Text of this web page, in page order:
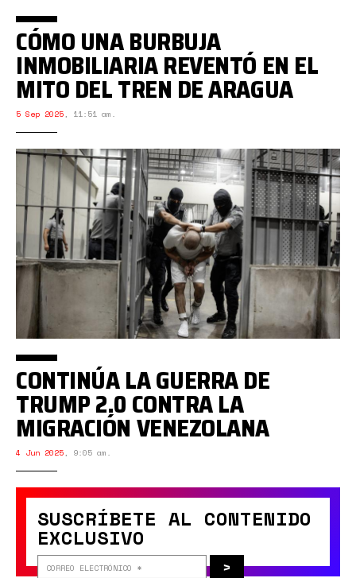
CÓMO UNA BURBUJA
INMOBILIARIA REVENTÓ EN EL
MITO DEL TREN DE ARAGUA
5 Sep 2025, 11:51 am.
SUSCRÍBETE AL CONTENIDO
EXCLUSIVO
>
CONTINÚA LA GUERRA DE
TRUMP 2.0 CONTRA LA
MIGRACIÓN VENEZOLANA
4 Jun 2025, 9:05 am.